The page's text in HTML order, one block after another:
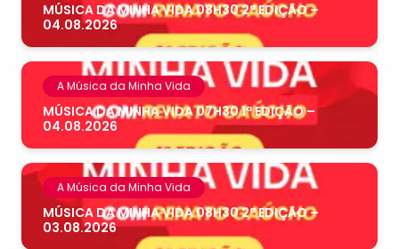
MÚSICA DA MINHA VIDA 08H30 2ª EDIÇÃO –
04.08.2026
A Música da Minha Vida
MÚSICA DA MINHA VIDA 07H30 1ª EDIÇÃO –
04.08.2026
A Música da Minha Vida
MÚSICA DA MINHA VIDA 08H30 2ª EDIÇÃO –
03.08.2026